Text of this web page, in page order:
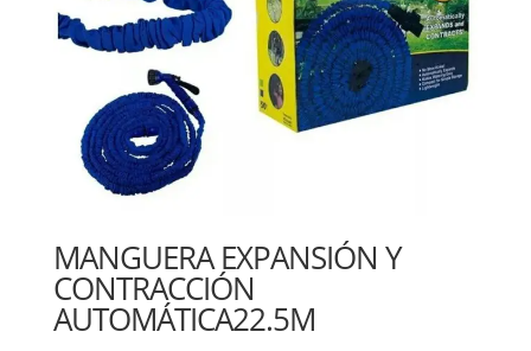
MANGUERA EXPANSIÓN Y
CONTRACCIÓN
AUTOMÁTICA22.5M